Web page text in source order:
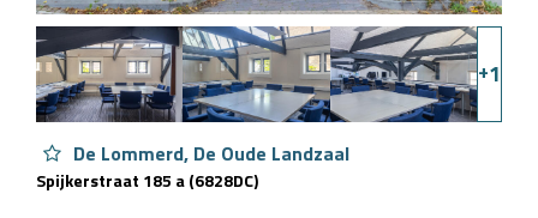
+1
De Lommerd, De Oude Landzaal
Spijkerstraat 185 a (6828DC)